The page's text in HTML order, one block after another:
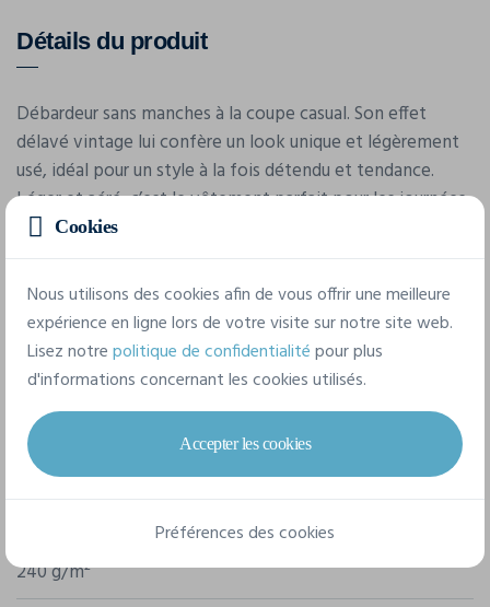
Détails du produit
Débardeur sans manches à la coupe casual. Son effet
délavé vintage lui confère un look unique et légèrement
usé, idéal pour un style à la fois détendu et tendance.
Léger et aéré, c’est le vêtement parfait pour les journées
chaudes.
Caractéristiques
Marque
Build Your Brand
Référence
BY429
240 g/m²
Cookies
Nous utilisons des cookies afin de vous offrir une meilleure
expérience en ligne lors de votre visite sur notre site web.
Lisez notrepolitique de confidentialitépour plus
d'informations concernant les cookies utilisés.
Accepter les cookies
Préférences des cookies